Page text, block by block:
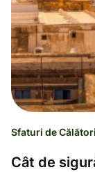
Sfaturi de
Cât de